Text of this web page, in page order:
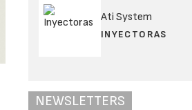
Ati System
INYECTORAS
NEWSLETTERS